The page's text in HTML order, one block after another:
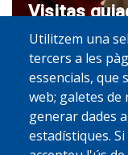
Visitas
Cataluña
Carrer Mas
Telèfon:935 71 97
Web - Visites
Utilitzem una
tercers a les
essencials, que
web; galetes
generar dades
estadístiques. Si